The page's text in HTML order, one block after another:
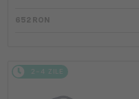
652 RON
2-4 ZILE